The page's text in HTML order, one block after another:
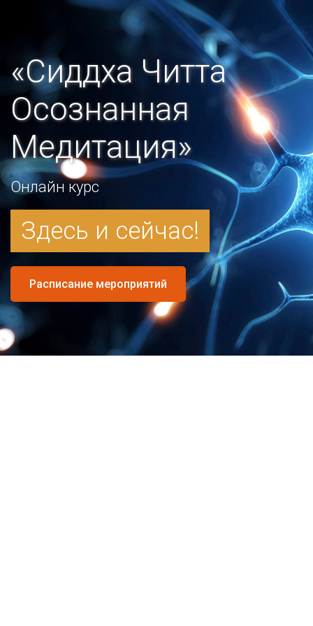
«Сиддха Читта
Осознанная
Медитация»
Онлайн курс
Здесь и сейчас!
Расписание мероприятий